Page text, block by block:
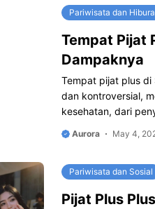
Pariwisata dan
Tempat Pijat
Dampaknya
Tempat pijat plus di
dan kontroversial,
kesehatan, dari
Aurora May 4,
Pariwisata dan Sosial
Pijat Plus